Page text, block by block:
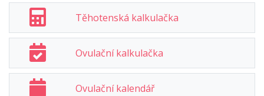
Těhotenská kalkulačka
Ovulační kalkulačka
Ovulační kalendář